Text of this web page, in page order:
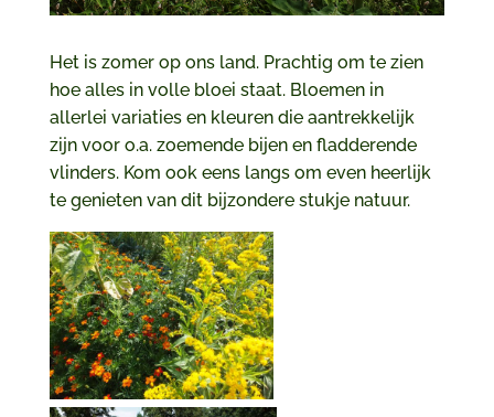
Het is zomer op ons land. Prachtig om te zien
hoe alles in volle bloei staat. Bloemen in
allerlei variaties en kleuren die aantrekkelijk
zijn voor o.a. zoemende bijen en fladderende
vlinders. Kom ook eens langs om even heerlijk
te genieten van dit bijzondere stukje natuur.